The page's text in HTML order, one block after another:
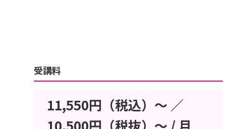
受講料
11,550円（税込）～ ／
10,500円（税抜）～ / 月